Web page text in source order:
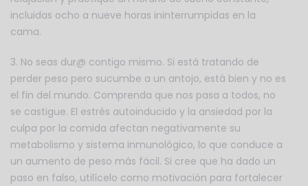
incluidas ocho a nueve horas ininterrumpidas en la
cama.
3. No seas dur@ contigo mismo. Si está tratando de
perder peso pero sucumbe a un antojo, está bien y no es
el fin del mundo. Comprenda que nos pasa a todos, no
se castigue. El estrés autoinducido y la ansiedad por la
culpa por la comida afectan negativamente su
metabolismo y sistema inmunológico, lo que conduce a
un aumento de peso más fácil. Si cree que ha dado un
paso en falso, utilícelo como motivación para fortalecer